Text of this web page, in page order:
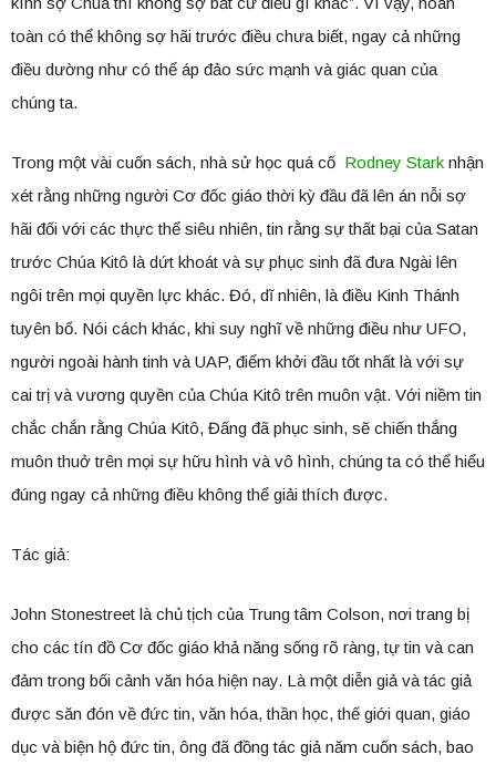
toàn có thể không sợ hãi trước điều chưa biết, ngay cả những
điều dường như có thể áp đảo sức mạnh và giác quan của
chúng ta.
Trong một vài cuốn sách, nhà sử học quá cố Rodney Stark nhận
xét rằng những người Cơ đốc giáo thời kỳ đầu đã lên án nỗi sợ
hãi đối với các thực thể siêu nhiên, tin rằng sự thất bại của Satan
trước Chúa Kitô là dứt khoát và sự phục sinh đã đưa Ngài lên
ngôi trên mọi quyền lực khác. Đó, dĩ nhiên, là điều Kinh Thánh
tuyên bố. Nói cách khác, khi suy nghĩ về những điều như UFO,
người ngoài hành tinh và UAP, điểm khởi đầu tốt nhất là với sự
cai trị và vương quyền của Chúa Kitô trên muôn vật. Với niềm tin
chắc chắn rằng Chúa Kitô, Đấng đã phục sinh, sẽ chiến thắng
muôn thuở trên mọi sự hữu hình và vô hình, chúng ta có thể hiểu
đúng ngay cả những điều không thể giải thích được.
Tác giả:
John Stonestreet là chủ tịch của Trung tâm Colson, nơi trang bị
cho các tín đồ Cơ đốc giáo khả năng sống rõ ràng, tự tin và can
đảm trong bối cảnh văn hóa hiện nay. Là một diễn giả và tác giả
được săn đón về đức tin, văn hóa, thần học, thế giới quan, giáo
dục và biện hộ đức tin, ông đã đồng tác giả năm cuốn sách, bao